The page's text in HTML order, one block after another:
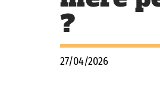
?
27/04/2026